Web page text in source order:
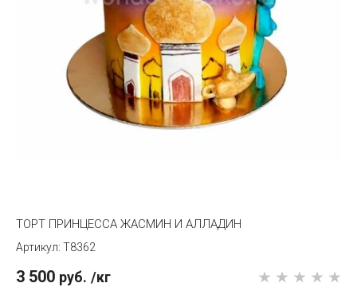
ТОРТ ПРИНЦЕССА ЖАСМИН И АЛЛАДИН
T8362
3 500 руб. /кг